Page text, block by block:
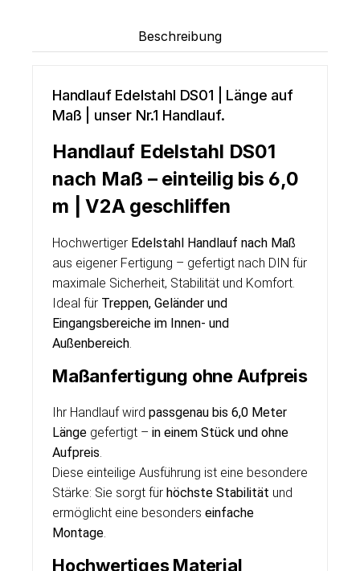
Beschreibung
Handlauf Edelstahl DS01 | Länge auf
Maß | unser Nr.1 Handlauf.
Handlauf Edelstahl DS01
nach Maß – einteilig bis 6,0
m | V2A geschliffen
Hochwertiger Edelstahl Handlauf nach Maß
aus eigener Fertigung – gefertigt nach DIN für
maximale Sicherheit, Stabilität und Komfort.
Ideal für Treppen, Geländer und
Eingangsbereiche im Innen- und
Außenbereich.
Maßanfertigung ohne Aufpreis
Ihr Handlauf wird passgenau bis 6,0 Meter
Länge gefertigt – in einem Stück und ohne
Aufpreis.
Diese einteilige Ausführung ist eine besondere
Stärke: Sie sorgt für höchste Stabilität und
ermöglicht eine besonders einfache
Montage.
Hochwertiges Material